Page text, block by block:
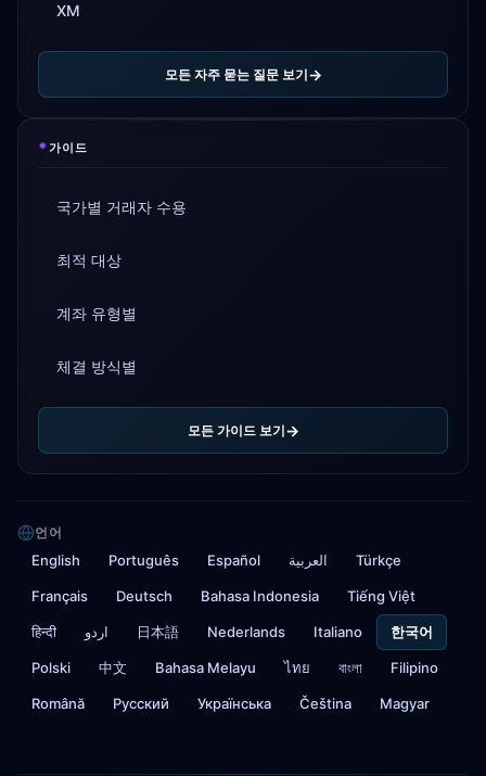
XM
모든 자주 묻는 질문 보기
*가이드
국가별 거래자 수용
최적 대상
계좌 유형별
체결 방식별
모든 가이드 보기
언어
English Português Español العربية Türkçe
Français Deutsch Bahasa Indonesia Tiếng Việt
हिन्दी اردو 日本語 Nederlands Italiano 한국어
Polski 中文 Bahasa Melayu ไทย বাংলা Filipino
Română Русский Українська Čeština Magyar